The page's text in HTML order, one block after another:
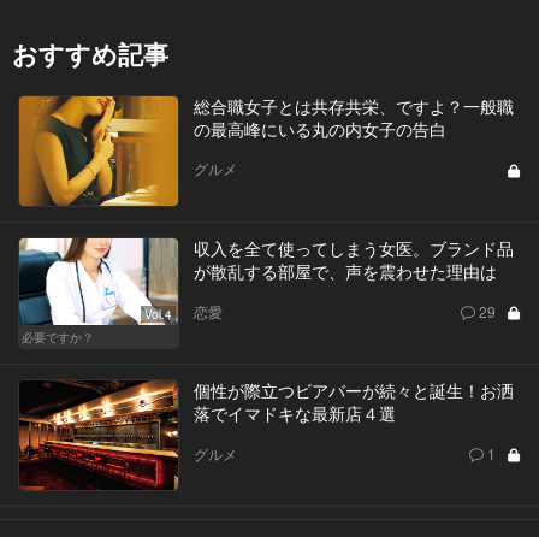
おすすめ記事
総合職女子とは共存共栄、ですよ？一般職
の最高峰にいる丸の内女子の告白
グルメ
Vol.4
必要ですか？
収入を全て使ってしまう女医。ブランド品
が散乱する部屋で、声を震わせた理由は
恋愛 29
個性が際立つビアバーが続々と誕生！お洒
落でイマドキな最新店４選
グルメ 1